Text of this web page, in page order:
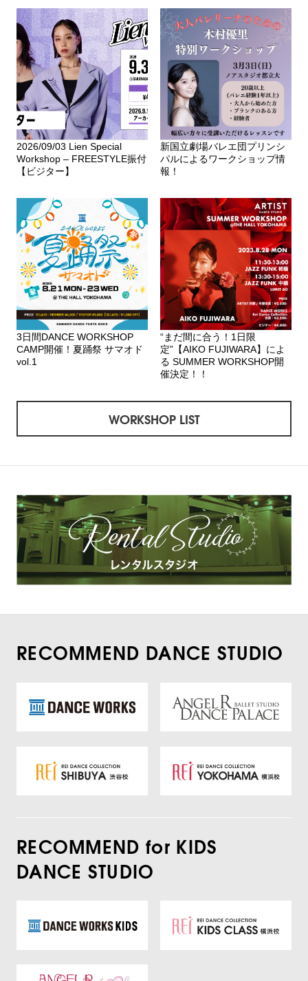
2026/09/03 Lien Special
Workshop – FREESTYLE振付
【ビジター】
新国立劇場バレエ団プリンシ
パルによるワークショップ情
報！
3日間DANCE WORKSHOP
CAMP開催！夏踊祭 サマオド
vol.1
“まだ間に合う！1日限
定”【AIKO FUJIWARA】によ
る SUMMER WORKSHOP開
催決定！！
WORKSHOP LIST
RECOMMEND DANCE STUDIO
RECOMMEND for KIDS
DANCE STUDIO